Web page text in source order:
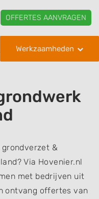
OFFERTES AANVRAGEN
Werkzaamheden
Hoek van Holland
grondverzet &
Via Hovenier.nl
met bedrijven uit
ontvang offertes van